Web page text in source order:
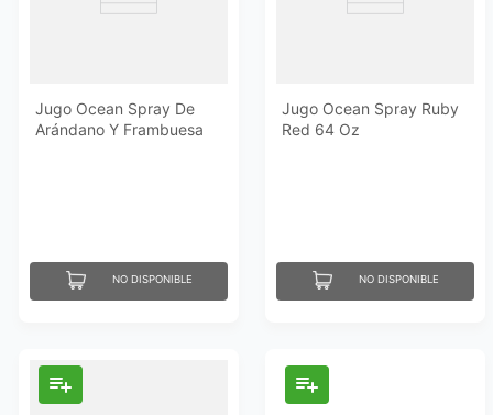
Jugo Ocean Spray De
Arándano Y Frambuesa
NO DISPONIBLE
Jugo Ocean Spray Ruby
Red 64 Oz
NO DISPONIBLE